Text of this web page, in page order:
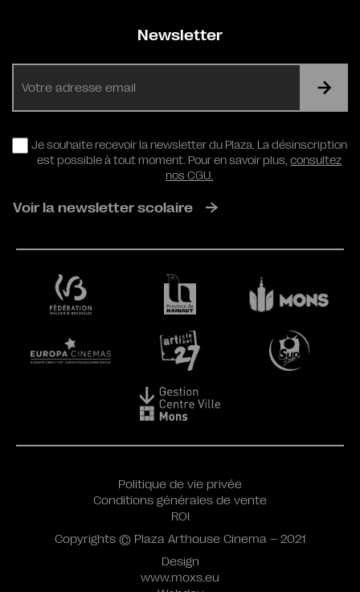
Newsletter
RGPD
Je souhaite recevoir la newsletter du Plaza. La désinscription
est possible à tout moment. Pour en savoir plus,consultez
nos CGU.
Voir la newsletter scolaire
Design
www.moxs.eu
Politique de vie privée
Conditions générales de vente
ROI
Copyrights © Plaza Arthouse Cinema – 2021